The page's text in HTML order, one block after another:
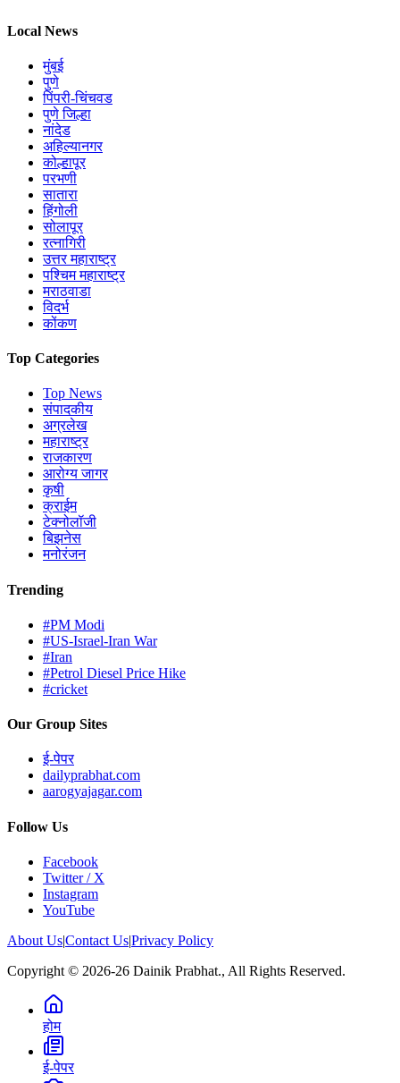
Local News
मुंबई
पुणे
पिंपरी-चिंचवड
पुणे जिल्हा
नांदेड
अहिल्यानगर
कोल्हापूर
परभणी
सातारा
हिंगोली
सोलापूर
रत्नागिरी
उत्तर महाराष्ट्र
पश्चिम महाराष्ट्र
मराठवाडा
विदर्भ
कोंकण
Top Categories
Top News
संपादकीय
अग्रलेख
महाराष्ट्र
राजकारण
आरोग्य जागर
कृषी
क्राईम
टेक्नोलॉजी
बिझनेस
मनोरंजन
Trending
#PM Modi
#US-Israel-Iran War
#Iran
#Petrol Diesel Price Hike
#cricket
Our Group Sites
ई-पेपर
dailyprabhat.com
aarogyajagar.com
Follow Us
Facebook
Twitter / X
Instagram
YouTube
About Us|Contact Us|Privacy Policy
Copyright © 2026-26 Dainik Prabhat., All Rights Reserved.
होम
ई-पेपर